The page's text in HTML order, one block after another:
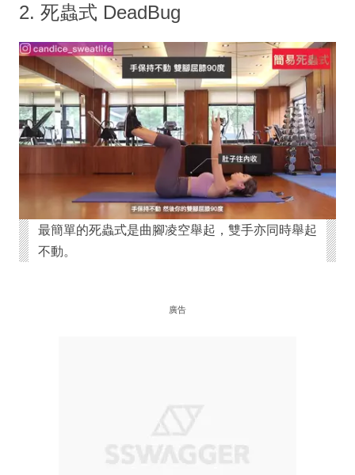
2. 死蟲式 DeadBug
最簡單的死蟲式是曲腳凌空舉起，雙手亦同時舉起
不動。
廣告